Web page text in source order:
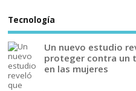
Tecnología
Un nuevo estudio
proteger contra un
en las mujeres